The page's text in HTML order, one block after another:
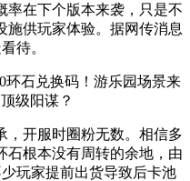
率在下个版本来袭，只是不
施供玩家体验。据网传消息
待。
，开服时圈粉无数。相信多
石根本没有周转的余地，由
玩家提前出货导致后卡池